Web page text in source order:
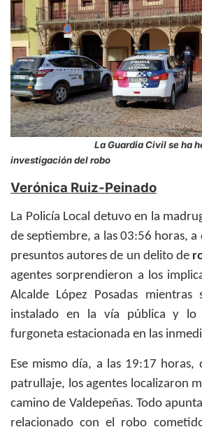
La Guardia Civil se ha
investigación del robo
Verónica Ruiz-Peinado
La Policía Local detuvo en la
de septiembre, a las 03:56 horas,
presuntos autores de un delito de
agentes sorprendieron a los
Alcalde López Posadas mientras
instalado en la vía pública y lo
furgoneta estacionada en las
Ese mismo día, a las 19:17 horas,
patrullaje, los agentes localizaron
camino de Valdepeñas. Todo
relacionado con el robo